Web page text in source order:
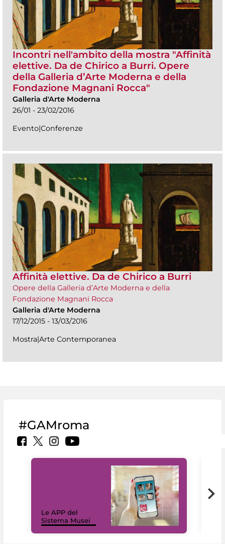
Incontri nell'ambito della mostra "Affinità
elettive. Da de Chirico a Burri. Opere
della Galleria d’Arte Moderna e della
Fondazione Magnani Rocca"
Galleria d'Arte Moderna
26/01 - 23/02/2016
Evento|Conferenze
Affinità elettive. Da de Chirico a Burri
Opere della Galleria d’Arte Moderna e della
Fondazione Magnani Rocca
Galleria d'Arte Moderna
17/12/2015 - 13/03/2016
Mostra|Arte Contemporanea
#GAMroma
Le APP del
Sistema Musei